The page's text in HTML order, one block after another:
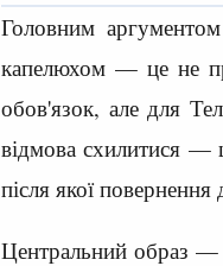
Головним
капелюхом — це не
обов'язок, але для
відмова схилитися —
після якої
Центральний образ —